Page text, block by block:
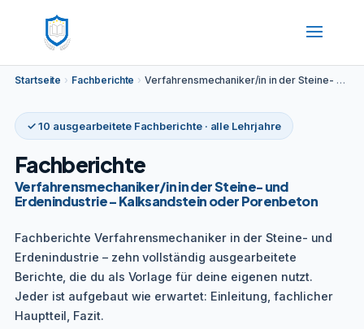
Startseite › Fachberichte › Verfahrensmechaniker/in in der Steine- und Erdenindustrie – Kalksandstein oder Porenbeton
✓ 10 ausgearbeitete Fachberichte · alle Lehrjahre
Fachberichte
Verfahrensmechaniker/in in der Steine- und
Erdenindustrie – Kalksandstein oder Porenbeton
Fachberichte Verfahrensmechaniker in der Steine- und
Erdenindustrie – zehn vollständig ausgearbeitete
Berichte, die du als Vorlage für deine eigenen nutzt.
Jeder ist aufgebaut wie erwartet: Einleitung, fachlicher
Hauptteil, Fazit.